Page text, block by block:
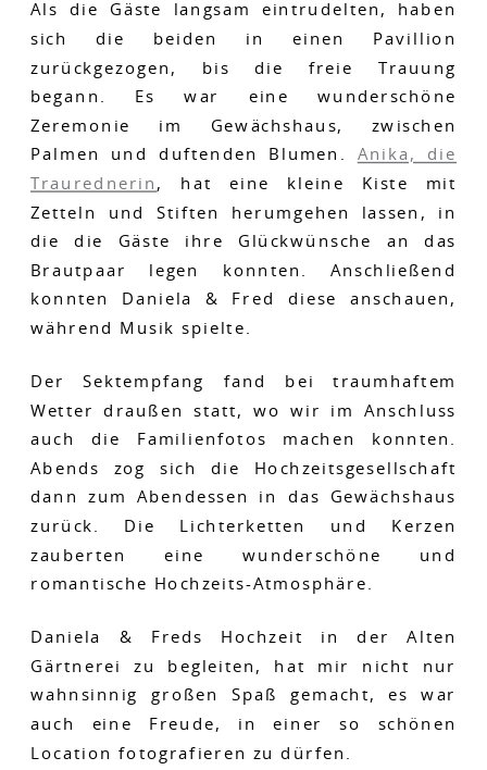
Als die Gäste langsam eintrudelten, haben
sich die beiden in einen Pavillion
zurückgezogen, bis die freie Trauung
begann. Es war eine wunderschöne
Zeremonie im Gewächshaus, zwischen
Palmen und duftenden Blumen. Anika, die
Traurednerin , hat eine kleine Kiste mit
Zetteln und Stiften herumgehen lassen, in
die die Gäste ihre Glückwünsche an das
Brautpaar legen konnten. Anschließend
konnten Daniela & Fred diese anschauen,
während Musik spielte.
Der Sektempfang fand bei traumhaftem
Wetter draußen statt, wo wir im Anschluss
auch die Familienfotos machen konnten.
Abends zog sich die Hochzeitsgesellschaft
dann zum Abendessen in das Gewächshaus
zurück. Die Lichterketten und Kerzen
zauberten eine wunderschöne und
romantische Hochzeits-Atmosphäre.
Daniela & Freds Hochzeit in der Alten
Gärtnerei zu begleiten, hat mir nicht nur
wahnsinnig großen Spaß gemacht, es war
auch eine Freude, in einer so schönen
Location fotografieren zu dürfen.